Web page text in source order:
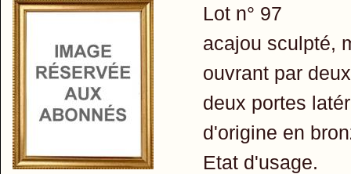
Lot n° 97
acajou sculpté,
ouvrant par
deux portes
d'origine en
Etat d'usage.